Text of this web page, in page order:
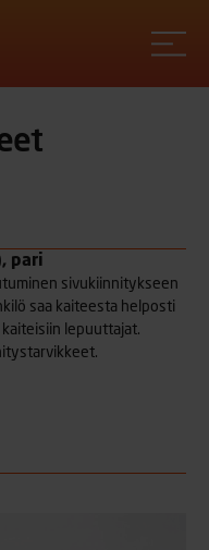
pari
sivukiinnitykseen
saa kaiteesta helposti
lepuuttajat.